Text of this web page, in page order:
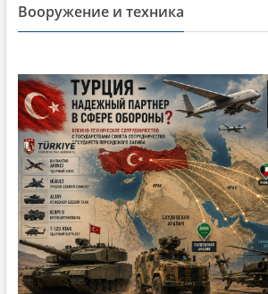
Вооружение и техника